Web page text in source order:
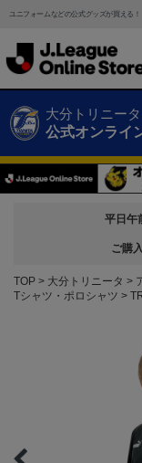
ユニフォームなどの公式グッズが買える！
大分トリニータ
公式オンライ
平日午
ご購
TOP 大分トリニータ
Tシャツ・ポロシャツ